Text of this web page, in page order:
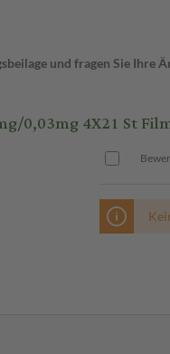
und fragen Sie Ihre
0,03mg 4X21 St